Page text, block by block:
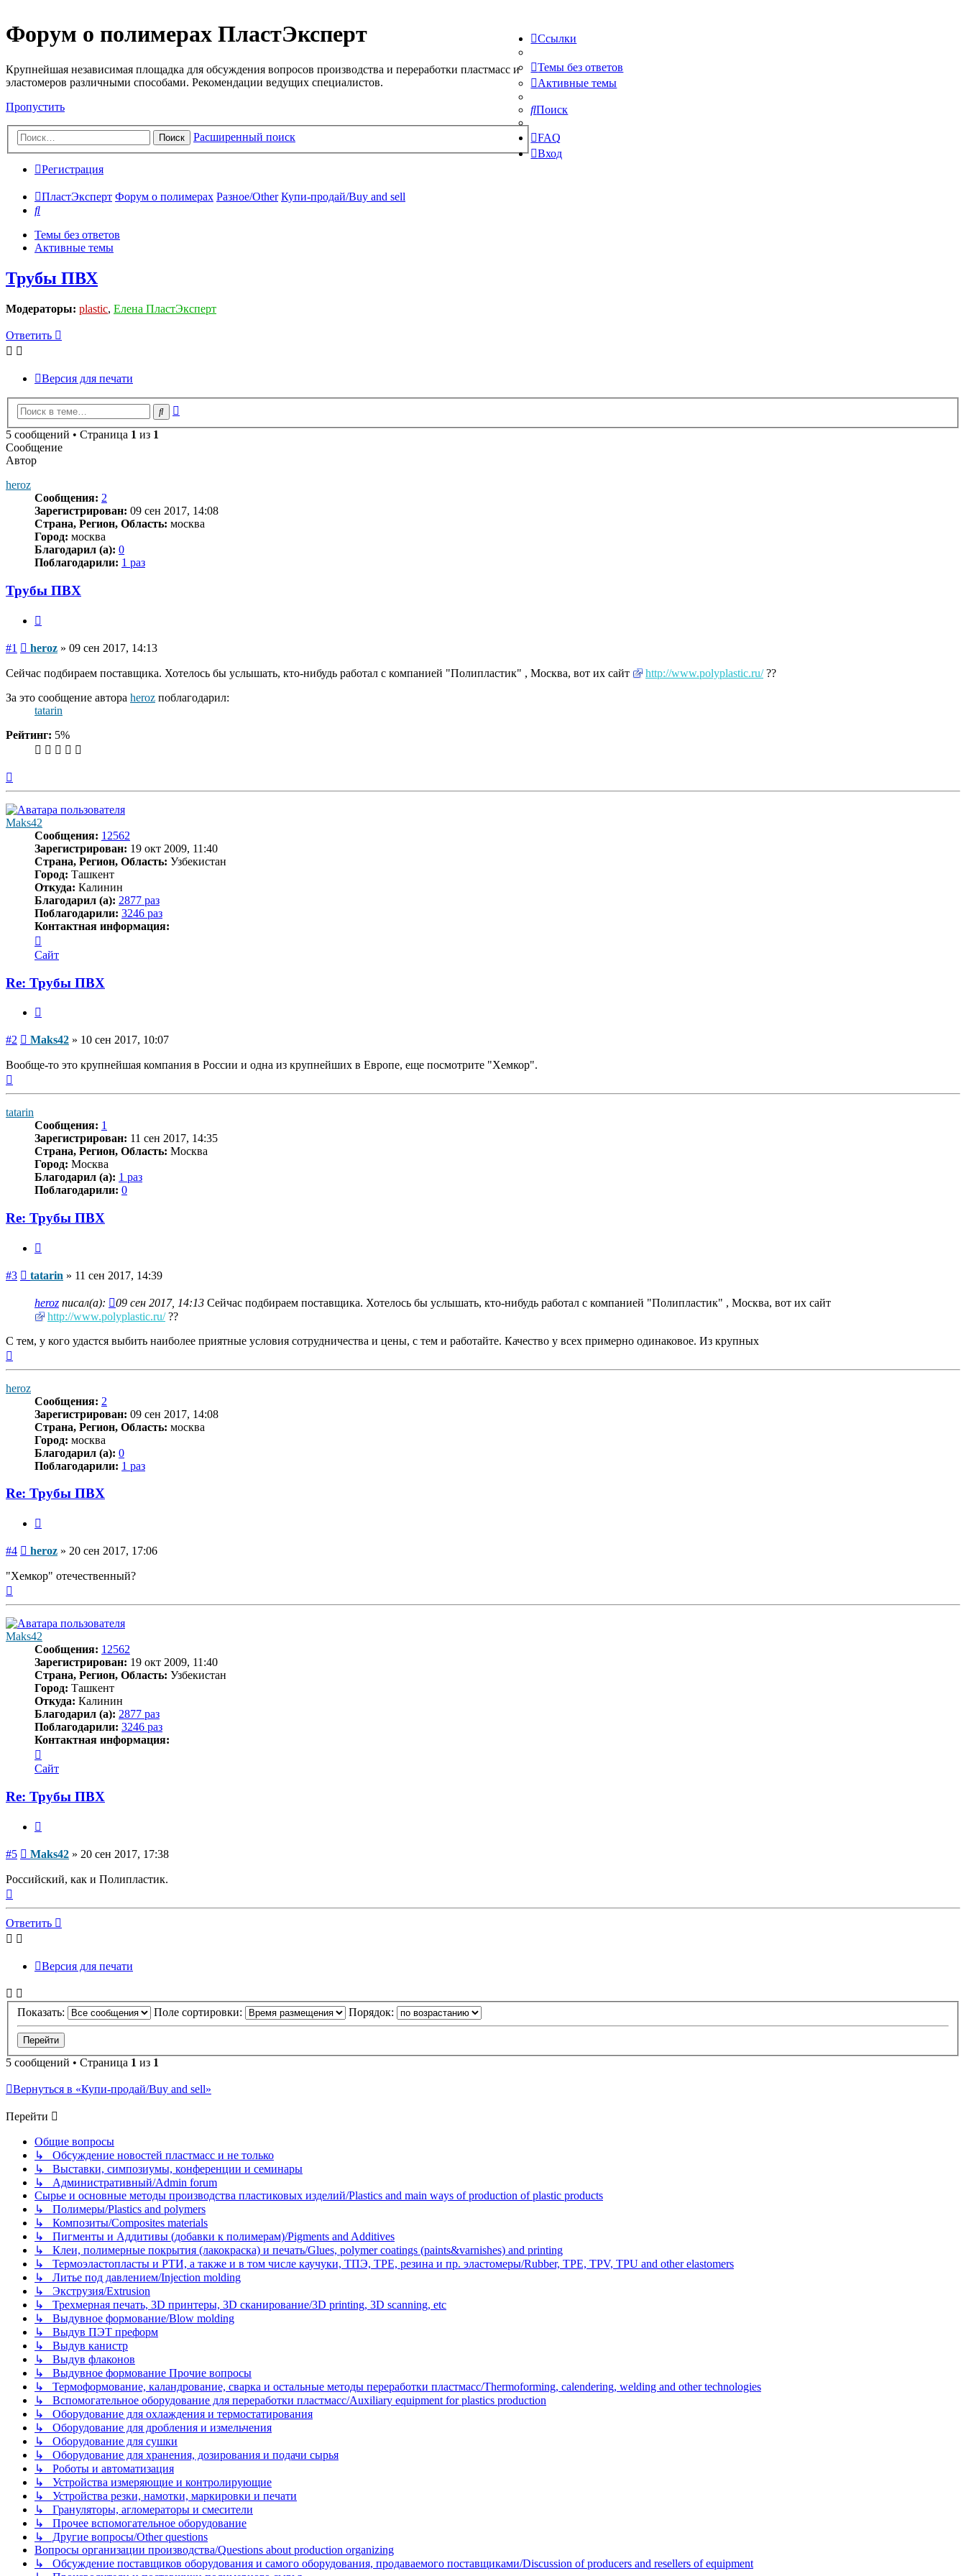
Форум о полимерах ПластЭксперт
Крупнейшая независимая площадка для обсуждения вопросов производства и переработки пластмасс и
эластомеров различными способами. Рекомендации ведущих специалистов.
Пропустить
Поиск Расширенный поиск
Ссылки
Темы без ответов
Активные темы
Поиск
FAQ
Вход
Регистрация
ПластЭксперт Форум о полимерах Разное/Other Купи-продай/Buy and sell
Поиск
Темы без ответов
Активные темы
Трубы ПВХ
Модераторы: plastic, Елена ПластЭксперт
Ответить
Версия для печати
Поиск
5 сообщений • Страница 1 из 1
Сообщение
Автор
heroz
Сообщения: 2
Зарегистрирован: 09 сен 2017, 14:08
Страна, Регион, Область: москва
Город: москва
Благодарил (а): 0
Поблагодарили: 1 раз
Трубы ПВХ
#1 Сообщение
heroz » 09 сен 2017, 14:13
Сейчас подбираем поставщика. Хотелось бы услышать, кто-нибудь работал с компанией "Полипластик" , Москва, вот их сайт http://www.polyplastic.ru/??
За это сообщение автора heroz поблагодарил:
tatarin
Рейтинг: 5%
Maks42
Сообщения: 12562
Зарегистрирован: 19 окт 2009, 11:40
Страна, Регион, Область: Узбекистан
Город: Ташкент
Откуда: Калинин
Благодарил (а): 2877 раз
Поблагодарили: 3246 раз
Контактная информация:
информация
пользователя
Maks42
Сайт
Re: Трубы ПВХ
#2 Сообщение
Maks42 » 10 сен 2017, 10:07
Вообще-то это крупнейшая компания в России и одна из крупнейших в Европе, еще посмотрите "Хемкор".
tatarin
Сообщения: 1
Зарегистрирован: 11 сен 2017, 14:35
Страна, Регион, Область: Москва
Город: Москва
Благодарил (а): 1 раз
Поблагодарили: 0
Re: Трубы ПВХ
#3 Сообщение
tatarin » 11 сен 2017, 14:39
heroz писал(а): 09 сен 2017, 14:13 Сейчас подбираем поставщика. Хотелось бы услышать, кто-нибудь работал с компанией "Полипластик" , Москва, вот их сайт
http://www.polyplastic.ru/??
С тем, у кого удастся выбить наиболее приятные условия сотрудничества и цены, с тем и работайте. Качество у всех примерно одинаковое. Из крупных
heroz
Сообщения: 2
Зарегистрирован: 09 сен 2017, 14:08
Страна, Регион, Область: москва
Город: москва
Благодарил (а): 0
Поблагодарили: 1 раз
Re: Трубы ПВХ
#4 Сообщение
heroz » 20 сен 2017, 17:06
"Хемкор" отечественный?
Maks42
Сообщения: 12562
Зарегистрирован: 19 окт 2009, 11:40
Страна, Регион, Область: Узбекистан
Город: Ташкент
Откуда: Калинин
Благодарил (а): 2877 раз
Поблагодарили: 3246 раз
Контактная информация:
информация
пользователя
Maks42
Сайт
Re: Трубы ПВХ
#5 Сообщение
Maks42 » 20 сен 2017, 17:38
Российский, как и Полипластик.
началу
Ответить
Версия для печати
Показать: Поле сортировки: Порядок:
5 сообщений • Страница 1 из 1
Вернуться в «Купи-продай/Buy and sell»
Перейти
Общие вопросы
↳ Обсуждение новостей пластмасс и не только
↳ Выставки, симпозиумы, конференции и семинары
↳ Административный/Admin forum
Сырье и основные методы производства пластиковых изделий/Plastics and main ways of production of plastic products
↳ Полимеры/Plastics and polymers
↳ Композиты/Сomposites materials
↳ Пигменты и Аддитивы (добавки к полимерам)/Pigments and Additives
↳ Клеи, полимерные покрытия (лакокраска) и печать/Glues, polymer coatings (paints&varnishes) and printing
↳ Термоэластопласты и РТИ, а также и в том числе каучуки, ТПЭ, TPE, резина и пр. эластомеры/Rubber, TPE, TPV, TPU and other elastomers
↳ Литье под давлением/Injection molding
↳ Экструзия/Extrusion
↳ Трехмерная печать, 3D принтеры, 3D сканирование/3D printing, 3D scanning, etc
↳ Выдувное формование/Blow molding
↳ Выдув ПЭТ преформ
↳ Выдув канистр
↳ Выдув флаконов
↳ Выдувное формование Прочие вопросы
↳ Термоформование, каландрование, сварка и остальные методы переработки пластмасс/Thermoforming, calendering, welding and other technologies
↳ Вспомогательное оборудование для переработки пластмасс/Auxiliary equipment for plastics production
↳ Оборудование для охлаждения и термостатирования
↳ Оборудование для дробления и измельчения
↳ Оборудование для сушки
↳ Оборудование для хранения, дозирования и подачи сырья
↳ Роботы и автоматизация
↳ Устройства измеряющие и контролирующие
↳ Устройства резки, намотки, маркировки и печати
↳ Грануляторы, агломераторы и смесители
↳ Прочее вспомогательное оборудование
↳ Другие вопросы/Other questions
Вопросы организации производства/Questions about production organizing
↳ Обсуждение поставщиков оборудования и самого оборудования, продаваемого поставщиками/Discussion of producers and resellers of equipment